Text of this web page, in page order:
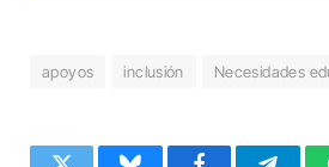
apoyos inclusión Necesidades